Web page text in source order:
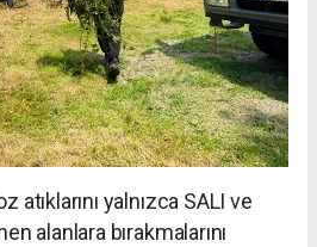
atıklarını yalnızca SALI ve
alanlara bırakmalarını